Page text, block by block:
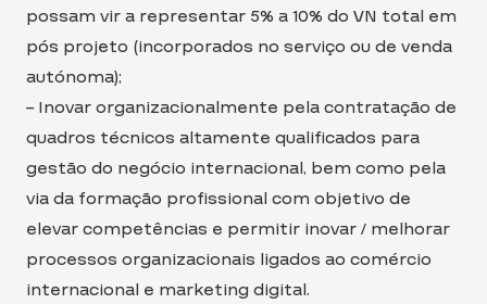
possam vir a representar 5% a 10% do VN total em
pós projeto (incorporados no serviço ou de venda
autónoma);
– Inovar organizacionalmente pela contratação de
quadros técnicos altamente qualificados para
gestão do negócio internacional, bem como pela
via da formação profissional com objetivo de
elevar competências e permitir inovar / melhorar
processos organizacionais ligados ao comércio
internacional e marketing digital.